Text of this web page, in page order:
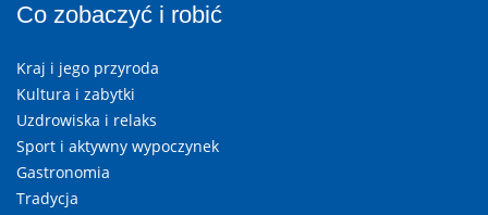
Co zobaczyć i robić
Kraj i jego przyroda
Kultura i zabytki
Uzdrowiska i relaks
Sport i aktywny wypoczynek
Gastronomia
Tradycja